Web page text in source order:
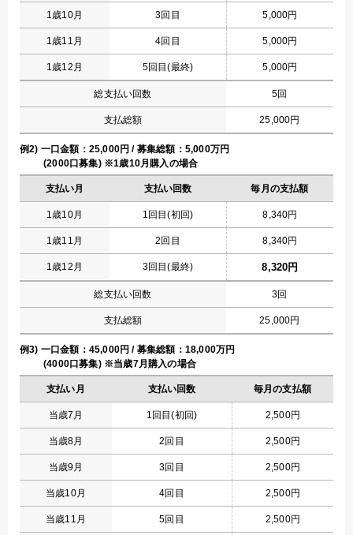
1歳10月 3回目 5,000円
1歳11月 4回目 5,000円
1歳12月 5回目(最終) 5,000円
総支払い回数 5回
支払総額 25,000円
例2) 一口金額：25,000円 / 募集総額：5,000万円
(2000口募集) ※1歳10月購入の場合
支払い月 支払い回数 毎月の支払額
1歳10月 1回目(初回) 8,340円
1歳11月 2回目 8,340円
1歳12月 3回目(最終) 8,320円
総支払い回数 3回
支払総額 25,000円
例3) 一口金額：45,000円 / 募集総額：18,000万円
(4000口募集) ※当歳7月購入の場合
支払い月 支払い回数 毎月の支払額
当歳7月 1回目(初回) 2,500円
当歳8月 2回目 2,500円
当歳9月 3回目 2,500円
当歳10月 4回目 2,500円
当歳11月 5回目 2,500円